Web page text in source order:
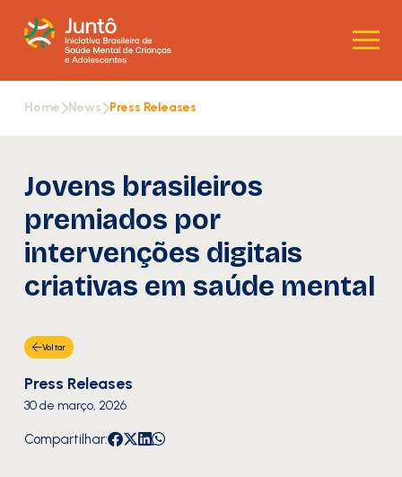
Home News Press Releases
Jovens brasileiros
premiados por
intervenções digitais
criativas em saúde mental
Voltar
Press Releases
30 de março, 2026
Compartilhar: